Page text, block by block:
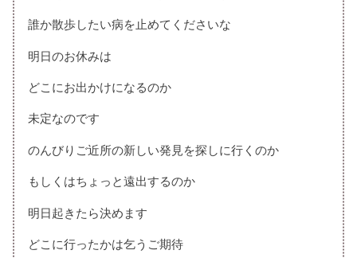
誰か散歩したい病を止めてくださいな
明日のお休みは
どこにお出かけになるのか
未定なのです
のんびりご近所の新しい発見を探しに行くのか
もしくはちょっと遠出するのか
明日起きたら決めます
どこに行ったかは乞うご期待